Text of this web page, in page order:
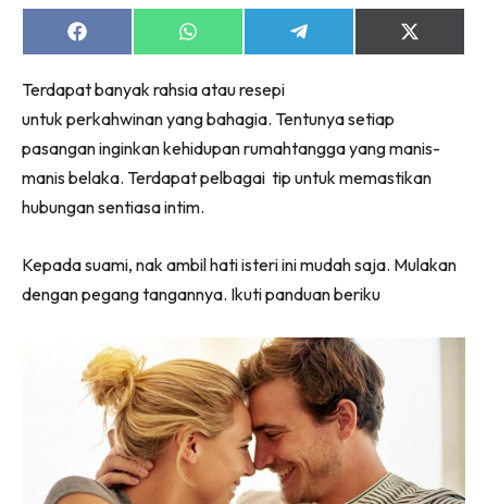
Share
on
Share
on
Share
on
Share
on
Terdapat banyak rahsia atau resepi
untuk perkahwinan yang bahagia. Tentunya setiap
pasangan inginkan kehidupan rumahtangga yang manis-
manis belaka. Terdapat pelbagai tip untuk memastikan
hubungan sentiasa intim.
Kepada suami, nak ambil hati isteri ini mudah saja. Mulakan
dengan pegang tangannya. Ikuti panduan beriku